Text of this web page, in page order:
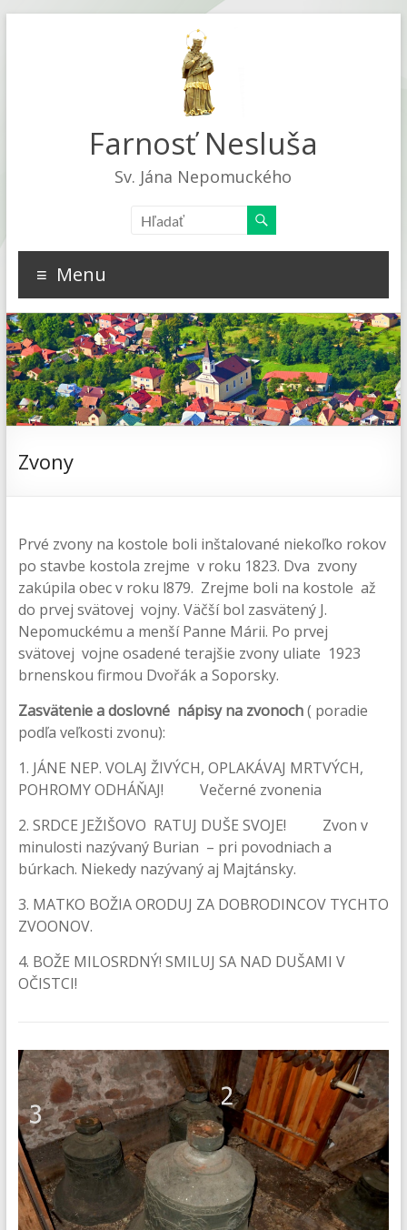
Farnosť Nesluša
Sv. Jána Nepomuckého
Menu
Zvony
Prvé zvony na kostole boli inštalované niekoľko rokov
po stavbe kostola zrejme v roku 1823. Dva zvony
zakúpila obec v roku l879. Zrejme boli na kostole až
do prvej svätovej vojny. Väčší bol zasvätený J.
Nepomuckému a menší Panne Márii. Po prvej
svätovej vojne osadené terajšie zvony uliate 1923
brnenskou firmou Dvořák a Soporsky.
Zasvätenie a doslovné nápisy na zvonoch( poradie
podľa veľkosti zvonu):
1. JÁNE NEP. VOLAJ ŽIVÝCH, OPLAKÁVAJ MRTVÝCH,
POHROMY ODHÁŇAJ! Večerné zvonenia
2. SRDCE JEŽIŠOVO RATUJ DUŠE SVOJE! Zvon v
minulosti nazývaný Burian – pri povodniach a
búrkach. Niekedy nazývaný aj Majtánsky.
3. MATKO BOŽIA ORODUJ ZA DOBRODINCOV TYCHTO
ZVOONOV.
4. BOŽE MILOSRDNÝ! SMILUJ SA NAD DUŠAMI V
OČISTCI!